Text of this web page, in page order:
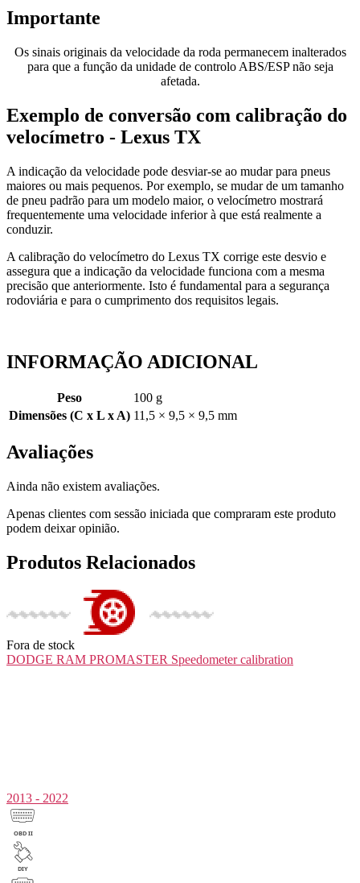
Importante
Os sinais originais da velocidade da roda permanecem inalterados
para que a função da unidade de controlo ABS/ESP não seja
afetada.
Exemplo de conversão com calibração do
velocímetro - Lexus TX
A indicação da velocidade pode desviar-se ao mudar para pneus
maiores ou mais pequenos. Por exemplo, se mudar de um tamanho
de pneu padrão para um modelo maior, o velocímetro mostrará
frequentemente uma velocidade inferior à que está realmente a
conduzir.
A calibração do velocímetro do Lexus TX corrige este desvio e
assegura que a indicação da velocidade funciona com a mesma
precisão que anteriormente. Isto é fundamental para a segurança
rodoviária e para o cumprimento dos requisitos legais.
INFORMAÇÃO ADICIONAL
Peso
100 g
Dimensões (C x L x A) 11,5 × 9,5 × 9,5 mm
Avaliações
Ainda não existem avaliações.
Apenas clientes com sessão iniciada que compraram este produto
podem deixar opinião.
Produtos Relacionados
Fora de stock
DODGE RAM PROMASTER Speedometer calibration
2013 - 2022